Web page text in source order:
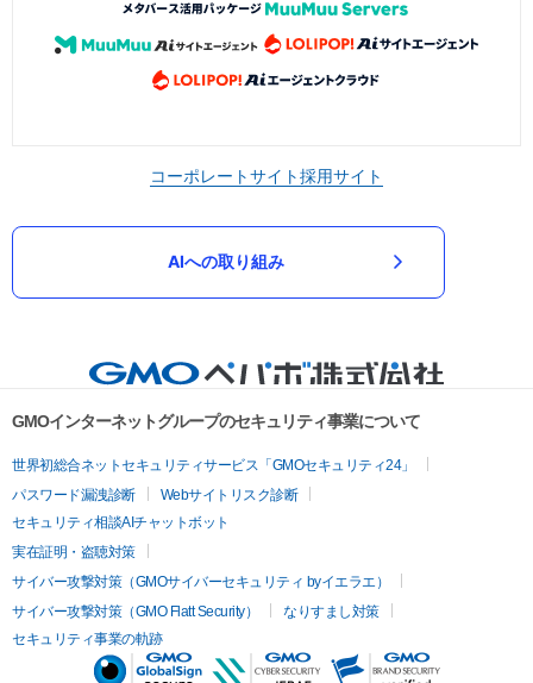
コーポレートサイト採用サイト
AIへの取り組み
GMOインターネットグループのセキュリティ事業について
世界初総合ネットセキュリティサービス「GMOセキュリティ24」
パスワード漏洩診断
Webサイトリスク診断
セキュリティ相談AIチャットボット
実在証明・盗聴対策
サイバー攻撃対策（GMOサイバーセキュリティ byイエラエ）
サイバー攻撃対策（GMO Flatt Security）
なりすまし対策
セキュリティ事業の軌跡